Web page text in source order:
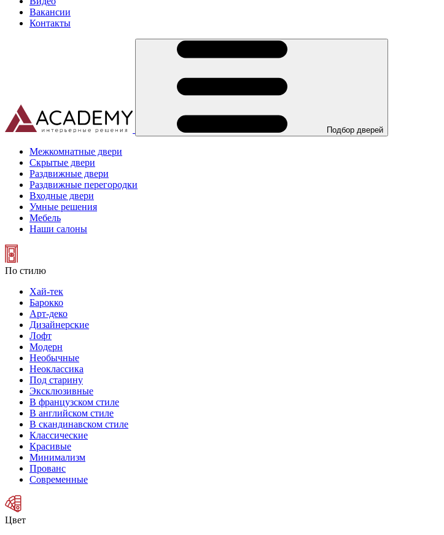
Вакансии
Контакты
Подбор дверей
Межкомнатные двери
Скрытые двери
Раздвижные двери
Раздвижные перегородки
Входные двери
Умные решения
Мебель
Наши салоны
По стилю
Хай-тек
Барокко
Арт-деко
Дизайнерские
Лофт
Модерн
Необычные
Неоклассика
Под старину
Эксклюзивные
В французском стиле
В английском стиле
В скандинавском стиле
Классические
Красивые
Минимализм
Прованс
Современные
Цвет